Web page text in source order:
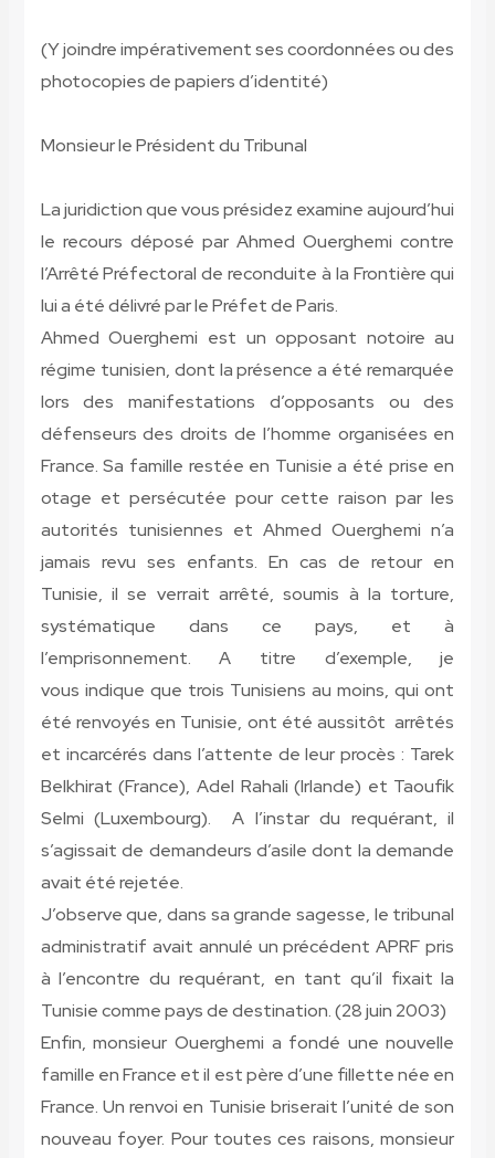
(Y joindre impérativement ses coordonnées ou des
photocopies de papiers d’identité)
Monsieur le Président du Tribunal
La juridiction que vous présidez examine aujourd’hui
le recours déposé par Ahmed Ouerghemi contre
l’Arrêté Préfectoral de reconduite à la Frontière qui
lui a été délivré par le Préfet de Paris.
Ahmed Ouerghemi est un opposant notoire au
régime tunisien, dont la présence a été remarquée
lors des manifestations d’opposants ou des
défenseurs des droits de l’homme organisées en
France. Sa famille restée en Tunisie a été prise en
otage et persécutée pour cette raison par les
autorités tunisiennes et Ahmed Ouerghemi n’a
jamais revu ses enfants. En cas de retour en
Tunisie, il se verrait arrêté, soumis à la torture,
systématique dans ce pays, et à
l’emprisonnement. A titre d’exemple, je
vous indique que trois Tunisiens au moins, qui ont
été renvoyés en Tunisie, ont été aussitôt arrêtés
et incarcérés dans l’attente de leur procès : Tarek
Belkhirat (France), Adel Rahali (Irlande) et Taoufik
Selmi (Luxembourg). A l’instar du requérant, il
s’agissait de demandeurs d’asile dont la demande
avait été rejetée.
J’observe que, dans sa grande sagesse, le tribunal
administratif avait annulé un précédent APRF pris
à l’encontre du requérant, en tant qu’il fixait la
Tunisie comme pays de destination. (28 juin 2003)
Enfin, monsieur Ouerghemi a fondé une nouvelle
famille en France et il est père d’une fillette née en
France. Un renvoi en Tunisie briserait l’unité de son
nouveau foyer. Pour toutes ces raisons, monsieur